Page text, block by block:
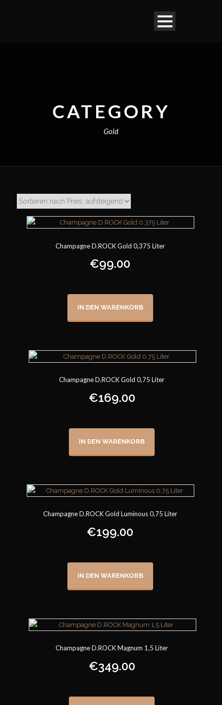
CATEGORY
Gold
Champagne D.ROCK Gold 0,375 Liter
€99.00
IN DEN WARENKORB
Champagne D.ROCK Gold 0,75 Liter
€169.00
IN DEN WARENKORB
Champagne D.ROCK Gold Luminous 0,75 Liter
€199.00
IN DEN WARENKORB
Champagne D.ROCK Magnum 1,5 Liter
€349.00